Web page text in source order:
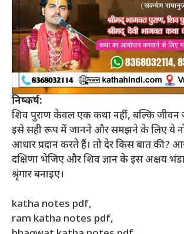
निष्कर्ष:
शिव पुराण केवल एक कथा नहीं, बल्कि जीवन
इसे सही रूप में जानने और समझने के लिए ये
आधार प्रदान करते हैं। तो देर किस बात की?
दक्षिणा भेजिए और शिव ज्ञान के इस अक्षय
श्रृंगार बनाइए।
katha notes pdf,
ram katha notes pdf,